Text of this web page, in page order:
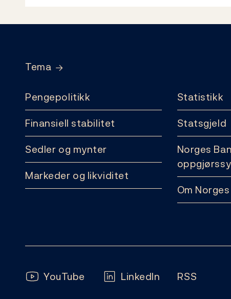
Tema
Pengepolitikk
Finansiell stabilitet
Sedler og mynter
Markeder og likviditet
Statistikk
Statsgjeld
Norges
Om
Følg oss:
YouTube LinkedIn RSS